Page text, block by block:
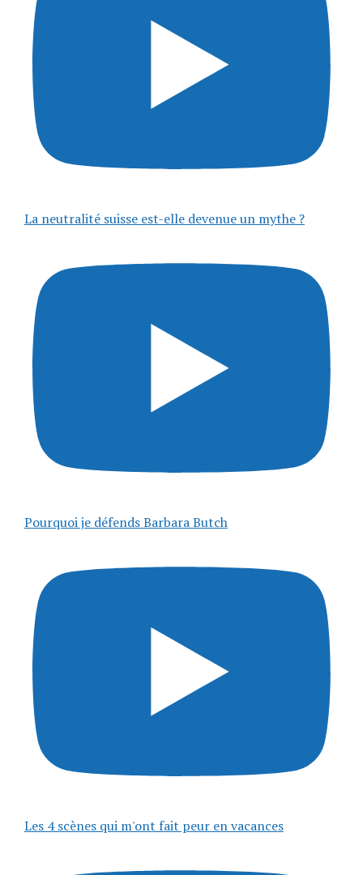
La neutralité suisse est-elle devenue un mythe ?
Pourquoi je défends Barbara Butch
Les 4 scènes qui m'ont fait peur en vacances